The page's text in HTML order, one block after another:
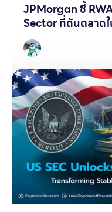
JPMorgan ชี้
Sector ที่ดันตลาด